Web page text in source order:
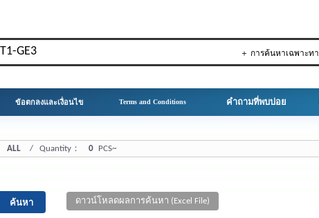
＋ การค้นหาเฉพาะท
ข้อตกลงและเงื่อนไข Terms and Conditions คำถามที่พบบ่อย
ALL / Quantity： 0 PCS~
ดาวน์โหลดผลการค้นหา (Excel File)